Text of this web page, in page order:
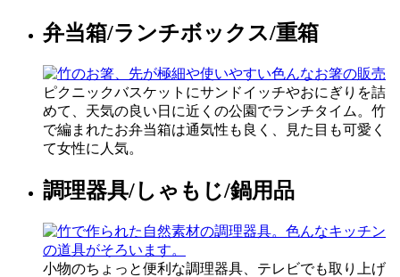
弁当箱/ランチボックス/重箱
ピクニックバスケットにサンドイッチやおにぎりを詰
めて、天気の良い日に近くの公園でランチタイム。竹
で編まれたお弁当箱は通気性も良く、見た目も可愛く
て女性に人気。
調理器具/しゃもじ/鍋用品
小物のちょっと便利な調理器具、テレビでも取り上げ